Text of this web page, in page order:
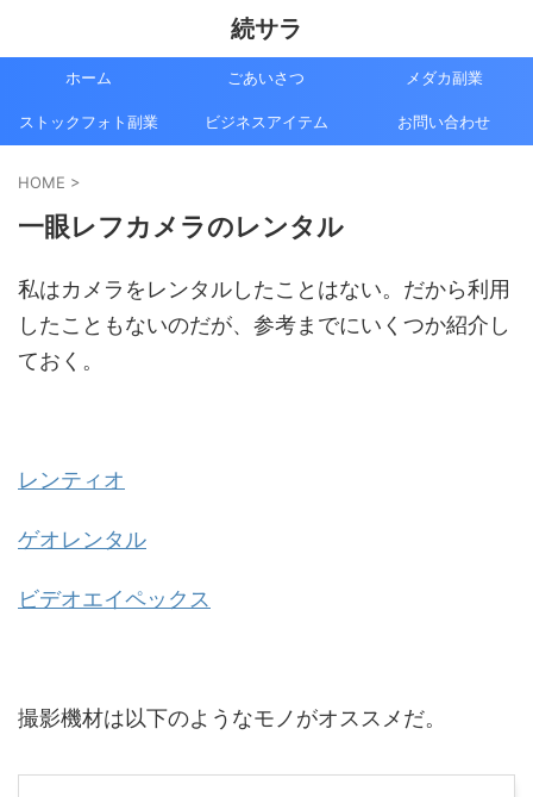
続サラ
ホーム ごあいさつ メダカ副業
ストックフォト副業 ビジネスアイテム お問い合わせ
HOME >
一眼レフカメラのレンタル
私はカメラをレンタルしたことはない。だから利用
したこともないのだが、参考までにいくつか紹介し
ておく。
レンティオ
ゲオレンタル
ビデオエイペックス
撮影機材は以下のようなモノがオススメだ。